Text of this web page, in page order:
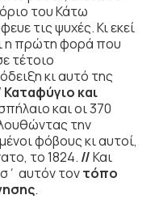
του Κάτω
τις ψυχές. Κι εκεί
η πρώτη φορά που
τέτοιο
κι αυτό της
Καταφύγιο και
και οι 370
την
φόβους κι αυτοί,
το 1824. //Και
αυτόν τοντόπο
.